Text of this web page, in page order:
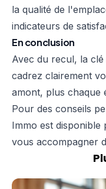
la qualité de
indicateurs de
En conclusion
Avec du recul, la
cadrez clairement
amont, plus chaque
Pour des conseils
Immo est
vous accompagner